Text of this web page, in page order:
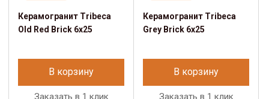
Керамогранит Tribeca
Old Red Brick 6x25
В корзину
Заказать в 1 клик
Керамогранит Tribeca
Grey Brick 6x25
В корзину
Заказать в 1 клик